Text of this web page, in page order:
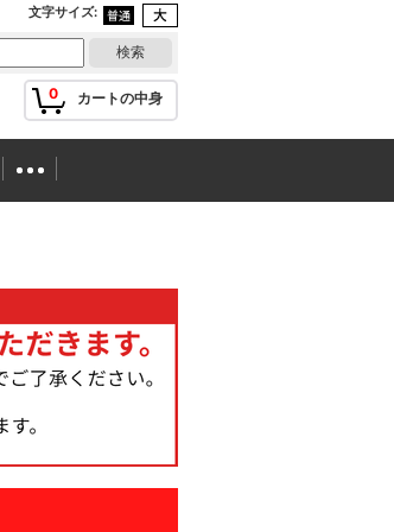
文字サイズ:
0 カートの中身